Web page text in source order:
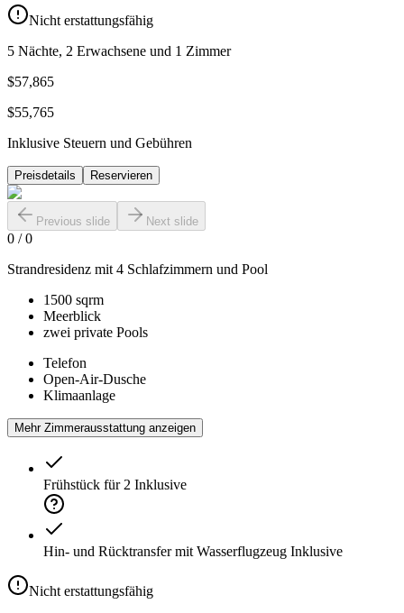
Nicht erstattungsfähig
5 Nächte, 2 Erwachsene und 1 Zimmer
$57,865
$55,765
Inklusive Steuern und Gebühren
Preisdetails Reservieren
Previous slide Next slide
0 /0
Strandresidenz mit 4 Schlafzimmern und Pool
1500 sqrm
Meerblick
zwei private Pools
Telefon
Open-Air-Dusche
Klimaanlage
Mehr Zimmerausstattung anzeigen
Frühstück für 2 Inklusive
Hin- und Rücktransfer mit Wasserflugzeug Inklusive
Nicht erstattungsfähig